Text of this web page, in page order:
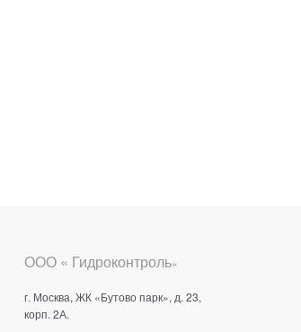
ООО « Гидроконтроль»
г. Москва, ЖК «Бутово парк», д. 23,
корп. 2А.